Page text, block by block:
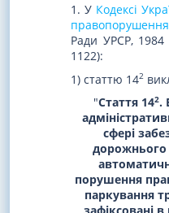
1. У Кодексі
правопорушення
Ради УРСР,
1122):
1) статтю 142
"Стаття 142.
сфері
дорожнього
порушення
паркування